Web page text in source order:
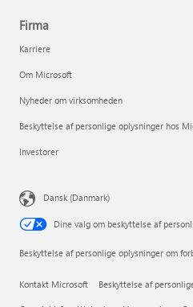
Firma
Karriere
Om Microsoft
Nyheder om virksomheden
Beskyttelse af personlige oplysninger hos
Investorer
Dansk (Danmark)
Dine valg om beskyttelse af
Beskyttelse af personlige oplysninger om
Kontakt Microsoft Beskyttelse af